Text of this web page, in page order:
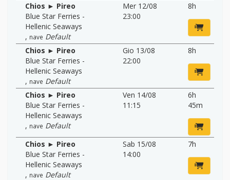
Chios ► Pireo
Blue Star Ferries -
Hellenic Seaways
, nave Default
Mer 12/08
23:00
8h
Chios ► Pireo
Blue Star Ferries -
Hellenic Seaways
, nave Default
Gio 13/08
22:00
8h
Chios ► Pireo
Blue Star Ferries -
Hellenic Seaways
, nave Default
Ven 14/08
11:15
6h
45m
Chios ► Pireo
Blue Star Ferries -
Hellenic Seaways
, nave Default
Sab 15/08
14:00
7h